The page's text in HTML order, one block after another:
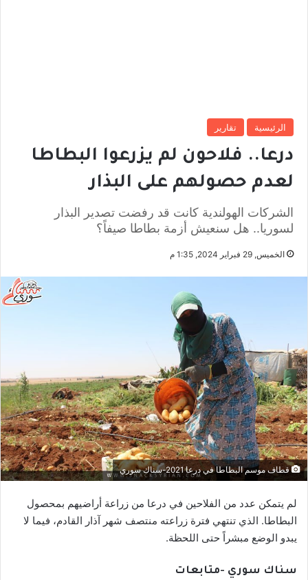
الرئيسية تقارير
درعا.. فلاحون لم يزرعوا البطاطا
لعدم حصولهم على البذار
الشركات الهولندية كانت قد رفضت تصدير البذار
لسوريا.. هل سنعيش أزمة بطاطا صيفاً؟
الخميس, 29 فبراير 2024, 1:35 م
قطاف موسم البطاطا في درعا 2021-سناك سوري
لم يتمكن عدد من الفلاحين في درعا من زراعة أراضيهم بمحصول
البطاطا. الذي تنتهي فترة زراعته منتصف شهر آذار القادم، فيما لا
يبدو الوضع مبشراً حتى اللحظة.
سناك سوري -متابعات